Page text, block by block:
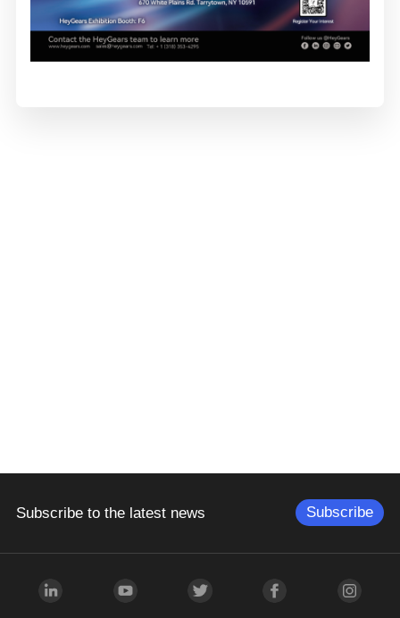
Subscribe to the latest news Subscribe